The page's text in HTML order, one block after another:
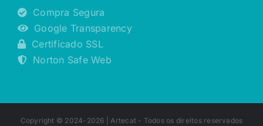
Compra Segura
Google Transparency
Certificado SSL
Norton Safe Web
Copyright © 2024-2026 |Artecat - Todos os direitos reservados